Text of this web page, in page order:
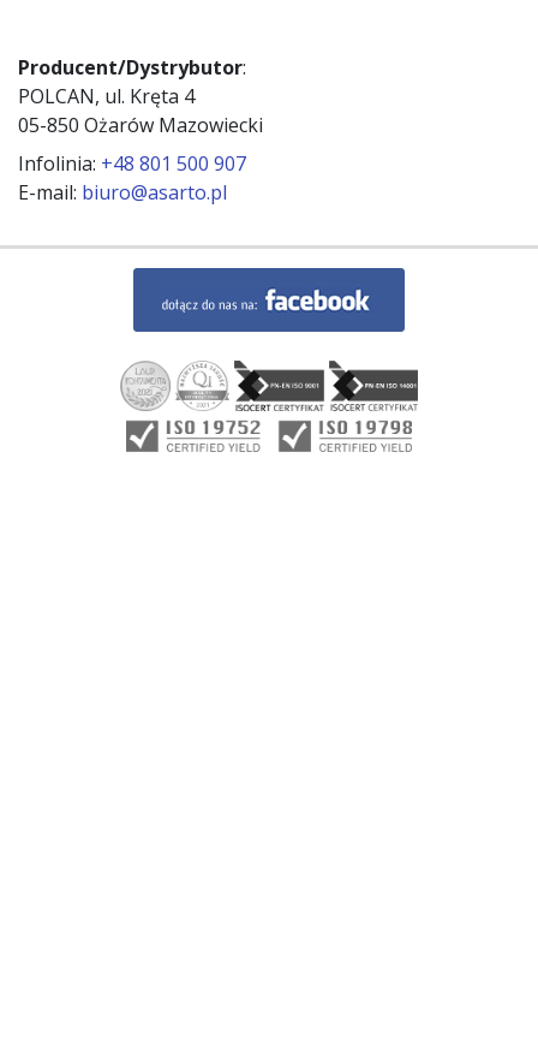
Producent/Dystrybutor:
POLCAN, ul. Kręta 4
05-850 Ożarów Mazowiecki
Infolinia: +48 801 500 907
E-mail: biuro@asarto.pl